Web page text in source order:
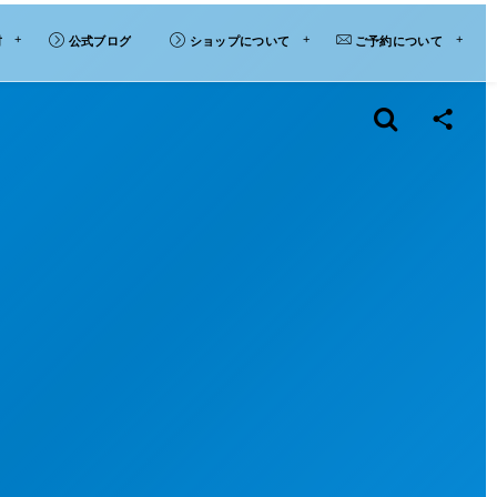
公式ブログ ショップについて ご予約について